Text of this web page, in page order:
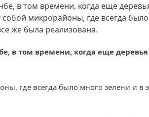
в том времени, когда еще
микрорайоны, где всегда
же была реализована.
в том времени, когда еще
где всегда было много зелени и в